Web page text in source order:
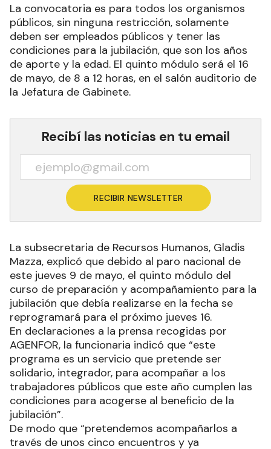
La convocatoria es para todos los organismos
públicos, sin ninguna restricción, solamente
deben ser empleados públicos y tener las
condiciones para la jubilación, que son los años
de aporte y la edad. El quinto módulo será el 16
de mayo, de 8 a 12 horas, en el salón auditorio de
la Jefatura de Gabinete.
Recibí las noticias en tu email
RECIBIR NEWSLETTER
La subsecretaria de Recursos Humanos, Gladis
Mazza, explicó que debido al paro nacional de
este jueves 9 de mayo, el quinto módulo del
curso de preparación y acompañamiento para la
jubilación que debía realizarse en la fecha se
reprogramará para el próximo jueves 16.
En declaraciones a la prensa recogidas por
AGENFOR, la funcionaria indicó que “este
programa es un servicio que pretende ser
solidario, integrador, para acompañar a los
trabajadores públicos que este año cumplen las
condiciones para acogerse al beneficio de la
jubilación”.
De modo que “pretendemos acompañarlos a
través de unos cinco encuentros y ya